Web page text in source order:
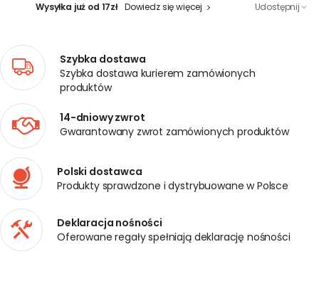
Wysyłka już od 17zł Dowiedz się więcej Udostępnij
Szybka dostawa
Szybka dostawa kurierem zamówionych
produktów
14-dniowy zwrot
Gwarantowany zwrot zamówionych produktów
Polski dostawca
Produkty sprawdzone i dystrybuowane w Polsce
Deklaracja nośności
Oferowane regały spełniają deklarację nośności